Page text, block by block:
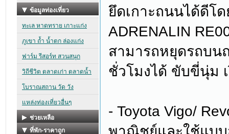
ยึดเกาะถนนได้ดีโ
ADRENALIN
สามารถหยุดรถบน
ชั่วโมงได้ ขับขี่นุ่ม
- Toyota Vigo/